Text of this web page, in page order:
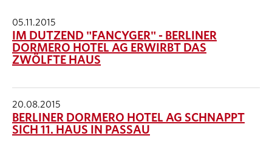
05.11.2015
IM DUTZEND "FANCYGER" - BERLINER
DORMERO HOTEL AG ERWIRBT DAS
ZWÖLFTE HAUS
20.08.2015
BERLINER DORMERO HOTEL AG SCHNAPPT
SICH 11. HAUS IN PASSAU